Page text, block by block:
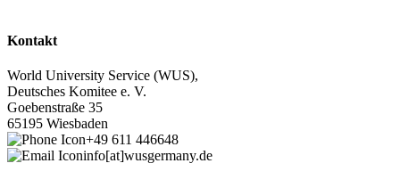
Kontakt
World University Service (WUS),
Deutsches Komitee e. V.
Goebenstraße 35
65195 Wiesbaden
+49 611 446648
info[at]wusgermany.de